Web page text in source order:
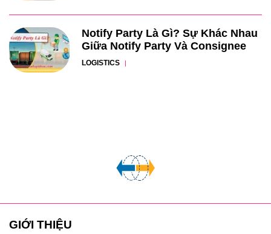
Notify Party Là Gì? Sự Khác Nhau
Giữa Notify Party Và Consignee
LOGISTICS
GIỚI THIỆU